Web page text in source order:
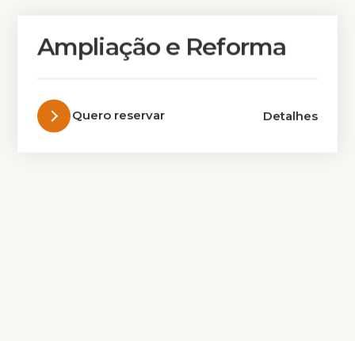
Ampliação e Reforma
Quero reservar Detalhes